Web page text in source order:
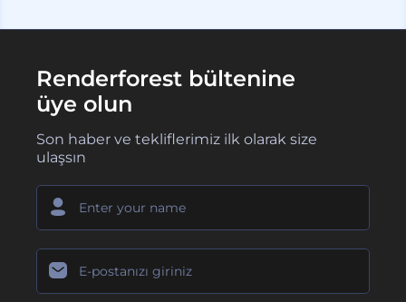
Renderforest bültenine
üye olun
Son haber ve tekliflerimiz ilk olarak size
ulaşsın